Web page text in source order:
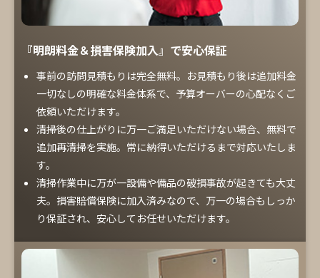
『明朗料金＆損害保険加入』で安心保証
事前の訪問見積もりは完全無料。お見積もり後は追加料金
一切なしの明確な料金体系で、予算オーバーの心配なくご
依頼いただけます。
清掃後の仕上がりに万一ご満足いただけない場合、無料で
追加再清掃を実施。常に納得いただけるまで対応いたしま
す。
清掃作業中に万が一設備や備品の破損事故が起きても大丈
夫。損害賠償保険に加入済みなので、万一の場合もしっか
り保証され、安心してお任せいただけます。